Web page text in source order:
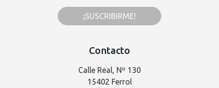
¡SUSCRIBIRME!
Contacto
Calle Real, Nº 130
15402 Ferrol